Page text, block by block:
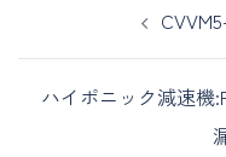
ハイポニック減速機